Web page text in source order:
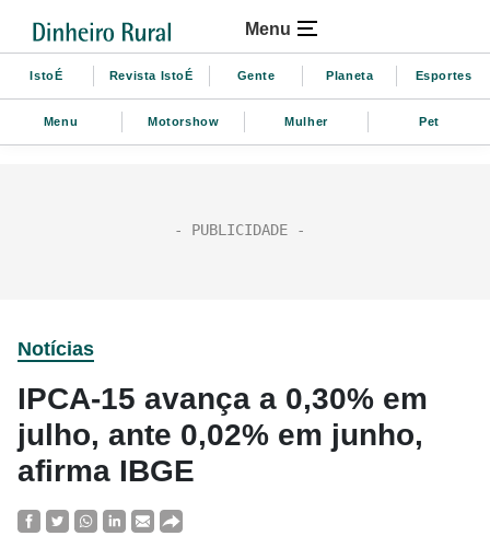
Menu
IstoÉ Revista IstoÉ Gente Planeta Esportes
Menu Motorshow Mulher Pet
Notícias
IPCA-15 avança a 0,30% em
julho, ante 0,02% em junho,
afirma IBGE